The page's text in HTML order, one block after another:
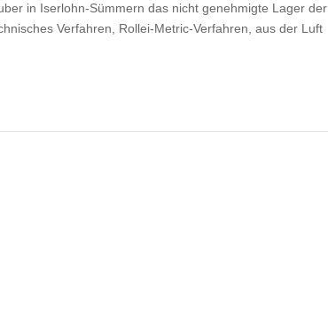
in Iserlohn-Sümmern das nicht genehmigte Lager der
Verfahren, Rollei-Metric-Verfahren, aus der Luft